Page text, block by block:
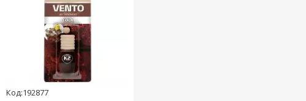
Код:192877